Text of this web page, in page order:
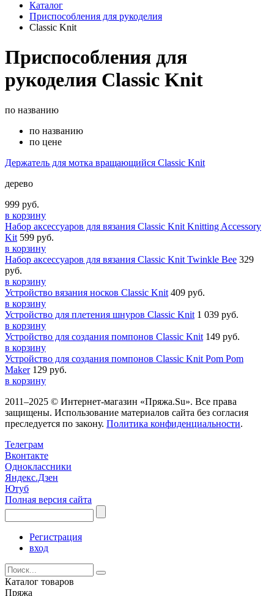
Каталог
Приспособления для рукоделия
Classic Knit
Приспособления для
рукоделия Classic Knit
по названию
по названию
по цене
Держатель для мотка вращающийся Classic Knit
дерево
999 руб.
в корзину
Набор аксессуаров для вязания Classic Knit Knitting Accessory
Kit 599 руб.
в корзину
Набор аксессуаров для вязания Classic Knit Twinkle Bee 329
руб.
в корзину
Устройство вязания носков Classic Knit 409 руб.
в корзину
Устройство для плетения шнуров Classic Knit 1 039 руб.
в корзину
Устройство для создания помпонов Classic Knit 149 руб.
в корзину
Устройство для создания помпонов Classic Knit Pom Pom
Maker 129 руб.
в корзину
2011–2025 © Интернет-магазин «Пряжа.Su». Все права
защищены. Использование материалов сайта без согласия
преследуется по закону. Политика конфиденциальности.
Телеграм
Вконтакте
Одноклассники
Яндекс.Дзен
Ютуб
Полная версия сайта
Регистрация
вход
Каталог товаров
Пряжа